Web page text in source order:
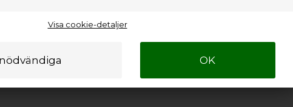
Visa cookie-detaljer